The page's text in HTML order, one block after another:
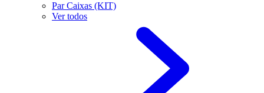
Par Caixas (KIT)
Ver todos